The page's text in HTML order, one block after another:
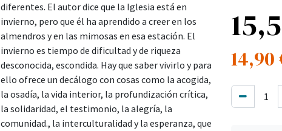
diferentes. El autor dice que la Iglesia está en
invierno, pero que él ha aprendido a creer en los
almendros y en las mimosas en esa estación. El
invierno es tiempo de dificultad y de riqueza
desconocida, escondida. Hay que saber vivirlo y para
ello ofrece un decálogo con cosas como la acogida,
la osadía, la vida interior, la profundización crítica,
la solidaridad, el testimonio, la alegría, la
comunidad., la interculturalidad y la esperanza, que
14,90